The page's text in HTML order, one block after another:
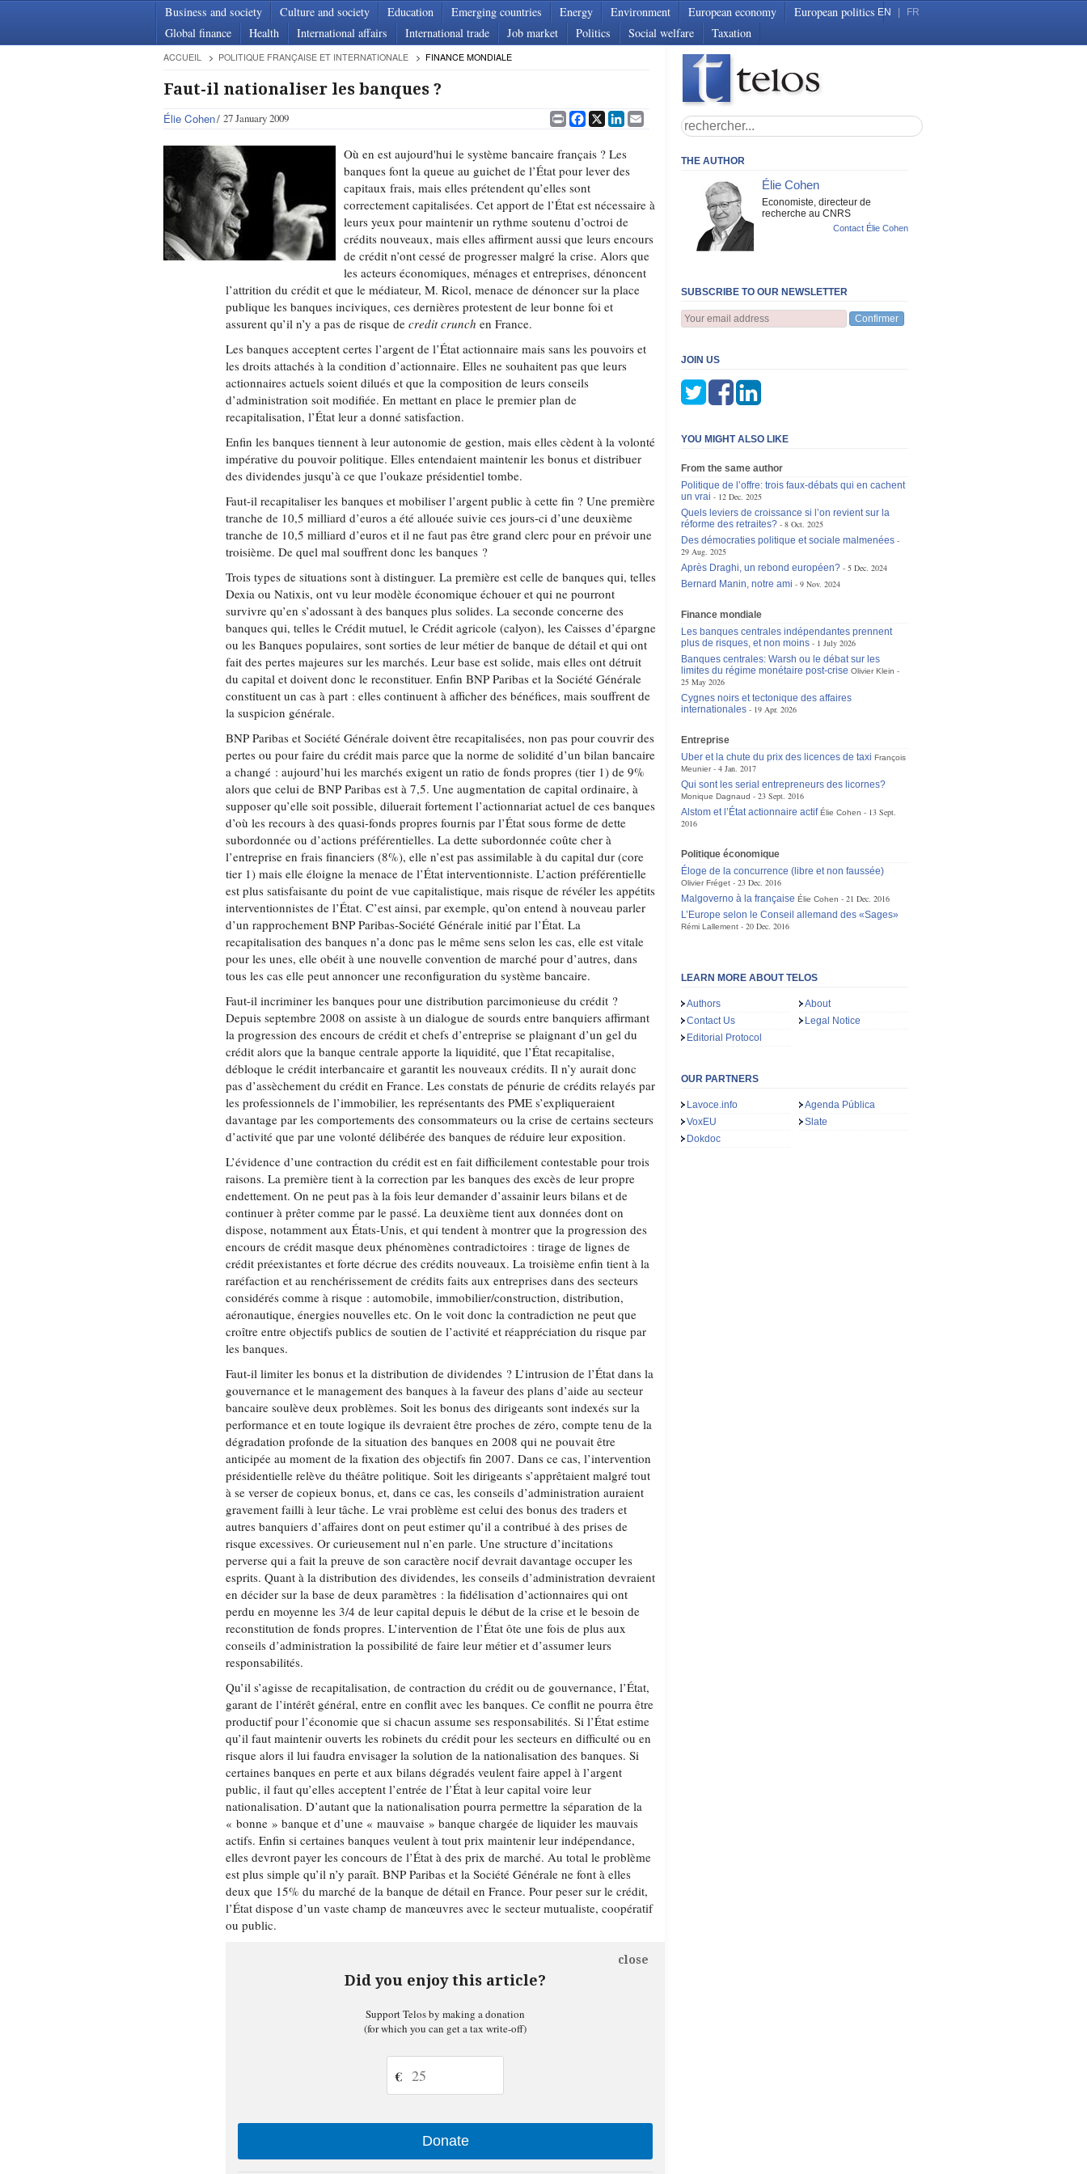
Business and society Culture and society Education Emerging countries Energy Environment European economy
European politics
Global finance
Health International affairs International trade Job market Politics Social welfare Taxation
EN FR
ACCUEIL POLITIQUE FRANÇAISE ET INTERNATIONALE FINANCE MONDIALE
Faut-il nationaliser les banques ?
Élie Cohen 27 January 2009 PrintFacebook
X LinkedIn
Email
Où en est aujourd'hui le système bancaire français ? Les
banques font la queue au guichet de l’État pour lever des
capitaux frais, mais elles prétendent qu’elles sont
correctement capitalisées. Cet apport de l’État est nécessaire à
leurs yeux pour maintenir un rythme soutenu d’octroi de
crédits nouveaux, mais elles affirment aussi que leurs encours
de crédit n’ont cessé de progresser malgré la crise. Alors que
les acteurs économiques, ménages et entreprises, dénoncent
l’attrition du crédit et que le médiateur, M. Ricol, menace de dénoncer sur la place
publique les banques inciviques, ces dernières protestent de leur bonne foi et
assurent qu’il n’y a pas de risque decredit crunch en France.
Les banques acceptent certes l’argent de l’État actionnaire mais sans les pouvoirs et
les droits attachés à la condition d’actionnaire. Elles ne souhaitent pas que leurs
actionnaires actuels soient dilués et que la composition de leurs conseils
d’administration soit modifiée. En mettant en place le premier plan de
recapitalisation, l’État leur a donné satisfaction.
Enfin les banques tiennent à leur autonomie de gestion, mais elles cèdent à la volonté
impérative du pouvoir politique. Elles entendaient maintenir les bonus et distribuer
des dividendes jusqu’à ce que l’oukaze présidentiel tombe.
Faut-il recapitaliser les banques et mobiliser l’argent public à cette fin ? Une première
tranche de 10,5 milliard d’euros a été allouée suivie ces jours-ci d’une deuxième
tranche de 10,5 milliard d’euros et il ne faut pas être grand clerc pour en prévoir une
troisième. De quel mal souffrent donc les banques ?
Trois types de situations sont à distinguer. La première est celle de banques qui, telles
Dexia ou Natixis, ont vu leur modèle économique échouer et qui ne pourront
survivre qu’en s’adossant à des banques plus solides. La seconde concerne des
banques qui, telles le Crédit mutuel, le Crédit agricole (calyon), les Caisses d’épargne
ou les Banques populaires, sont sorties de leur métier de banque de détail et qui ont
fait des pertes majeures sur les marchés. Leur base est solide, mais elles ont détruit
du capital et doivent donc le reconstituer. Enfin BNP Paribas et la Société Générale
constituent un cas à part : elles continuent à afficher des bénéfices, mais souffrent de
la suspicion générale.
BNP Paribas et Société Générale doivent être recapitalisées, non pas pour couvrir des
pertes ou pour faire du crédit mais parce que la norme de solidité d’un bilan bancaire
a changé : aujourd’hui les marchés exigent un ratio de fonds propres (tier 1) de 9%
alors que celui de BNP Paribas est à 7,5. Une augmentation de capital ordinaire, à
supposer qu’elle soit possible, diluerait fortement l’actionnariat actuel de ces banques
d’où les recours à des quasi-fonds propres fournis par l’État sous forme de dette
subordonnée ou d’actions préférentielles. La dette subordonnée coûte cher à
l’entreprise en frais financiers (8%), elle n’est pas assimilable à du capital dur (core
tier 1) mais elle éloigne la menace de l’État interventionniste. L’action préférentielle
est plus satisfaisante du point de vue capitalistique, mais risque de révéler les appétits
interventionnistes de l’État. C’est ainsi, par exemple, qu’on entend à nouveau parler
d’un rapprochement BNP Paribas-Société Générale initié par l’État. La
recapitalisation des banques n’a donc pas le même sens selon les cas, elle est vitale
pour les unes, elle obéit à une nouvelle convention de marché pour d’autres, dans
tous les cas elle peut annoncer une reconfiguration du système bancaire.
Faut-il incriminer les banques pour une distribution parcimonieuse du crédit ?
Depuis septembre 2008 on assiste à un dialogue de sourds entre banquiers affirmant
la progression des encours de crédit et chefs d’entreprise se plaignant d’un gel du
crédit alors que la banque centrale apporte la liquidité, que l’État recapitalise,
débloque le crédit interbancaire et garantit les nouveaux crédits. Il n’y aurait donc
pas d’assèchement du crédit en France. Les constats de pénurie de crédits relayés par
les professionnels de l’immobilier, les représentants des PME s’expliqueraient
davantage par les comportements des consommateurs ou la crise de certains secteurs
d’activité que par une volonté délibérée des banques de réduire leur exposition.
L’évidence d’une contraction du crédit est en fait difficilement contestable pour trois
raisons. La première tient à la correction par les banques des excès de leur propre
endettement. On ne peut pas à la fois leur demander d’assainir leurs bilans et de
continuer à prêter comme par le passé. La deuxième tient aux données dont on
dispose, notamment aux États-Unis, et qui tendent à montrer que la progression des
encours de crédit masque deux phénomènes contradictoires : tirage de lignes de
crédit préexistantes et forte décrue des crédits nouveaux. La troisième enfin tient à la
raréfaction et au renchérissement de crédits faits aux entreprises dans des secteurs
considérés comme à risque : automobile, immobilier/construction, distribution,
aéronautique, énergies nouvelles etc. On le voit donc la contradiction ne peut que
croître entre objectifs publics de soutien de l’activité et réappréciation du risque par
les banques.
Faut-il limiter les bonus et la distribution de dividendes ? L’intrusion de l’État dans la
gouvernance et le management des banques à la faveur des plans d’aide au secteur
bancaire soulève deux problèmes. Soit les bonus des dirigeants sont indexés sur la
performance et en toute logique ils devraient être proches de zéro, compte tenu de la
dégradation profonde de la situation des banques en 2008 qui ne pouvait être
anticipée au moment de la fixation des objectifs fin 2007. Dans ce cas, l’intervention
présidentielle relève du théâtre politique. Soit les dirigeants s’apprêtaient malgré tout
à se verser de copieux bonus, et, dans ce cas, les conseils d’administration auraient
gravement failli à leur tâche. Le vrai problème est celui des bonus des traders et
autres banquiers d’affaires dont on peut estimer qu’il a contribué à des prises de
risque excessives. Or curieusement nul n’en parle. Une structure d’incitations
perverse qui a fait la preuve de son caractère nocif devrait davantage occuper les
esprits. Quant à la distribution des dividendes, les conseils d’administration devraient
en décider sur la base de deux paramètres : la fidélisation d’actionnaires qui ont
perdu en moyenne les 3/4 de leur capital depuis le début de la crise et le besoin de
reconstitution de fonds propres. L’intervention de l’État ôte une fois de plus aux
conseils d’administration la possibilité de faire leur métier et d’assumer leurs
responsabilités.
Qu’il s’agisse de recapitalisation, de contraction du crédit ou de gouvernance, l’État,
garant de l’intérêt général, entre en conflit avec les banques. Ce conflit ne pourra être
productif pour l’économie que si chacun assume ses responsabilités. Si l’État estime
qu’il faut maintenir ouverts les robinets du crédit pour les secteurs en difficulté ou en
risque alors il lui faudra envisager la solution de la nationalisation des banques. Si
certaines banques en perte et aux bilans dégradés veulent faire appel à l’argent
public, il faut qu’elles acceptent l’entrée de l’État à leur capital voire leur
nationalisation. D’autant que la nationalisation pourra permettre la séparation de la
« bonne » banque et d’une « mauvaise » banque chargée de liquider les mauvais
actifs. Enfin si certaines banques veulent à tout prix maintenir leur indépendance,
elles devront payer les concours de l’État à des prix de marché. Au total le problème
est plus simple qu’il n’y paraît. BNP Paribas et la Société Générale ne font à elles
deux que 15% du marché de la banque de détail en France. Pour peser sur le crédit,
l’État dispose d’un vaste champ de manœuvres avec le secteur mutualiste, coopératif
ou public.
Did you enjoy this article?
close
Support Telos by making a donation
(for which you can get a tax write-off)
€
Donate
THE AUTHOR
Élie Cohen
Economiste, directeur de
recherche au CNRS
Contact Élie Cohen
SUBSCRIBE TO OUR NEWSLETTER
Confirmer
JOIN US
YOU MIGHT ALSO LIKE
From the same author
Politique de l’offre: trois faux-débats qui en cachent
un vrai
12 Dec. 2025
Quels leviers de croissance si l’on revient sur la
réforme des retraites?
8 Oct. 2025
Des démocraties politique et sociale malmenées
29 Aug. 2025
Après Draghi, un rebond européen?
5 Dec. 2024
Bernard Manin, notre ami
9 Nov. 2024
Finance mondiale
Les banques centrales indépendantes prennent
plus de risques, et non moins
1 July 2026
Banques centrales: Warsh ou le débat sur les
limites du régime monétaire post-crise Olivier Klein
25 May 2026
Cygnes noirs et tectonique des affaires
internationales
19 Apr. 2026
Entreprise
Uber et la chute du prix des licences de taxi François
Meunier
4 Jan. 2017
Qui sont les serial entrepreneurs des licornes?
Monique Dagnaud
23 Sept. 2016
Alstom et l’État actionnaire actif Élie Cohen
13 Sept.
2016
Politique économique
Éloge de la concurrence (libre et non faussée)
Olivier Fréget
23 Dec. 2016
Malgoverno à la française Élie Cohen
21 Dec. 2016
L’Europe selon le Conseil allemand des «Sages»
Rémi Lallement 20 Dec. 2016
LEARN MORE ABOUT TELOS
Authors
About
Contact Us
Legal Notice
Editorial Protocol
OUR PARTNERS
Lavoce.info
Agenda Pública
VoxEU
Slate
Dokdoc